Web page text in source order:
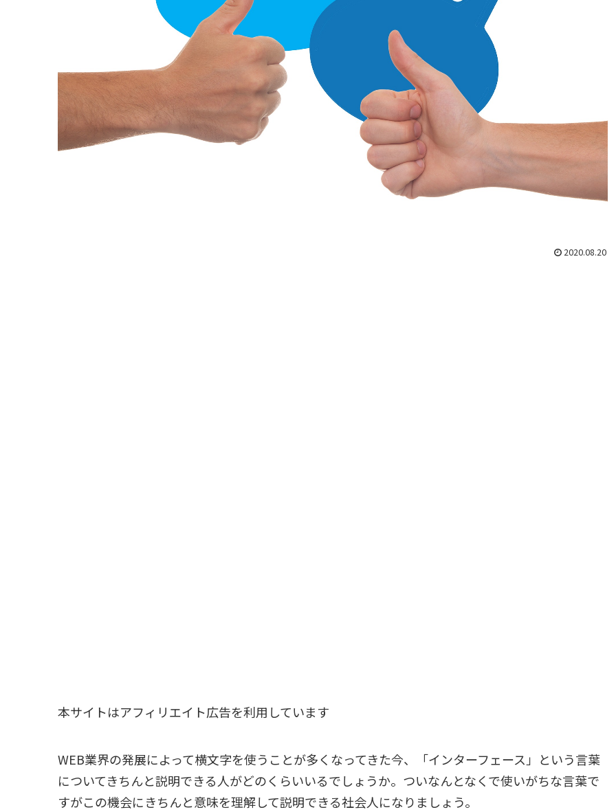
2020.08.20
本サイトはアフィリエイト広告を利用しています
WEB業界の発展によって横文字を使うことが多くなってきた今、「インターフェース」という言葉
についてきちんと説明できる人がどのくらいいるでしょうか。ついなんとなくで使いがちな言葉で
すがこの機会にきちんと意味を理解して説明できる社会人になりましょう。